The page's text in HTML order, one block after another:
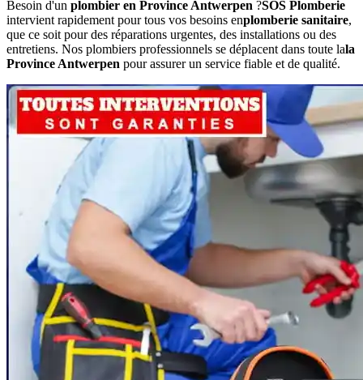
Besoin d'un plombier en Province Antwerpen ?SOS Plomberie
intervient rapidement pour tous vos besoins enplomberie sanitaire,
que ce soit pour des réparations urgentes, des installations ou des
entretiens. Nos plombiers professionnels se déplacent dans toute lala
Province Antwerpen pour assurer un service fiable et de qualité.